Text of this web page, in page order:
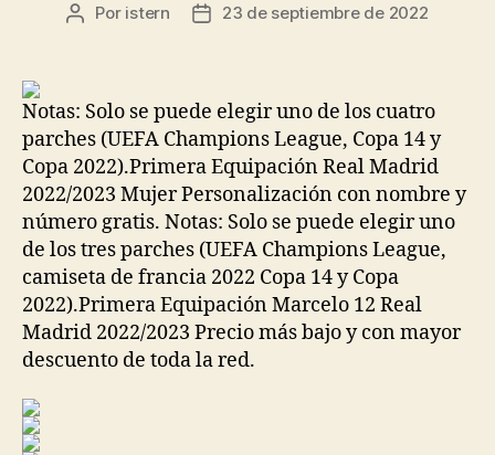
Autor
Por istern
Fecha23 de septiembre de 2022
Notas: Solo se puede elegir uno de los cuatro
parches (UEFA Champions League, Copa 14 y
Copa 2022).Primera Equipación Real Madrid
2022/2023 Mujer Personalización con nombre y
número gratis. Notas: Solo se puede elegir uno
de los tres parches (UEFA Champions League,
camiseta de francia 2022 Copa 14 y Copa
2022).Primera Equipación Marcelo 12 Real
Madrid 2022/2023 Precio más bajo y con mayor
descuento de toda la red.